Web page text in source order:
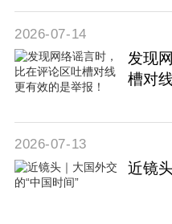
2026-07-14
发现
槽对
2026-07-13
近镜